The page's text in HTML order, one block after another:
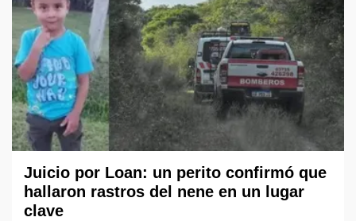
Juicio por Loan: un perito confirmó que
hallaron rastros del nene en un lugar
clave